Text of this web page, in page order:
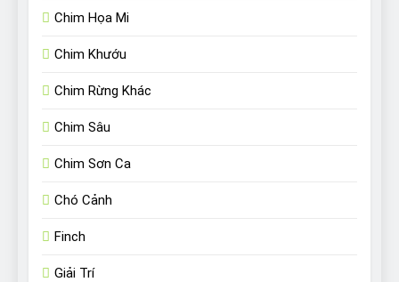
Chim Họa Mi
Chim Khướu
Chim Rừng Khác
Chim Sâu
Chim Sơn Ca
Chó Cảnh
Finch
Giải Trí